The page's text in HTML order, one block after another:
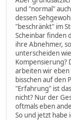
und "normal"
dessen
"beschränkt" im
Scheinbar finden
ihre Abnehmer,
unterscheiden
Kompensierung?
arbeiten wir eben
bisschen auf den
"Erfahrung" ist
nicht? Nur der
oftmals eben
So und jetzt habe